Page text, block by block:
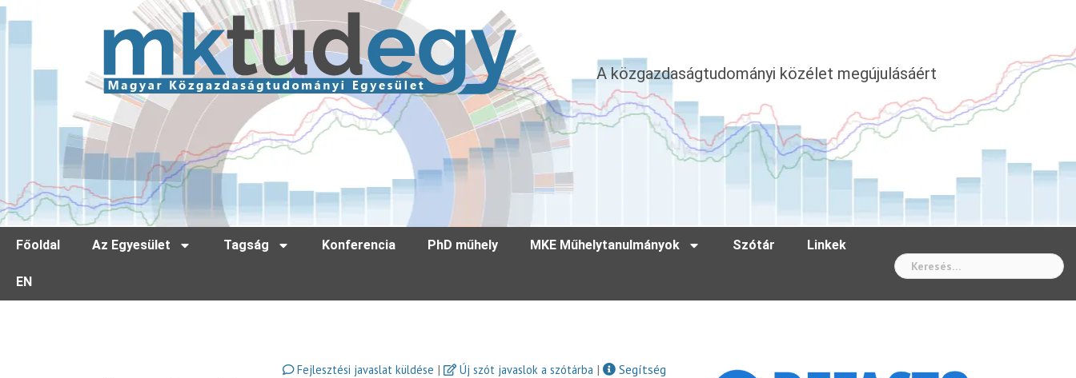
A közgazdaságtudományi közélet megújulásáért
Főoldal Az Egyesület Tagság Konferencia PhD műhely MKE Műhelytanulmányok Szótár Linkek
EN
Fejlesztési javaslat küldése | Új szót javaslok a szótárba |
Segítség